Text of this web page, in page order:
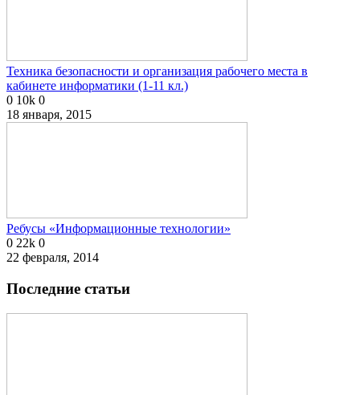
Техника безопасности и организация рабочего места в
кабинете информатики (1-11 кл.)
0 10k 0
18 января, 2015
Ребусы «Информационные технологии»
0 22k 0
22 февраля, 2014
Последние статьи